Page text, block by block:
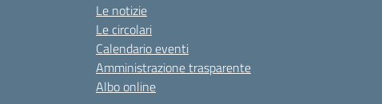
Le notizie
Le circolari
Calendario eventi
Amministrazione trasparente
Albo online